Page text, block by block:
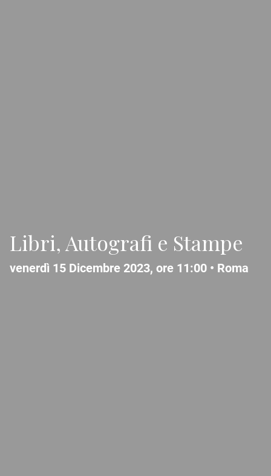
Libri, Autografi e Stampe
venerdì 15 Dicembre 2023, ore 11:00 • Roma